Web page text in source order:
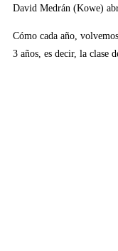
David Medrán (Kowe)
Cómo cada año,
3 años, es decir, la clase